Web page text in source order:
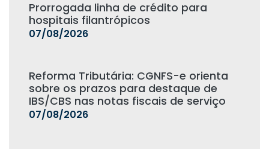
Prorrogada linha de crédito para
hospitais filantrópicos
07/08/2026
Reforma Tributária: CGNFS-e orienta
sobre os prazos para destaque de
IBS/CBS nas notas fiscais de serviço
07/08/2026